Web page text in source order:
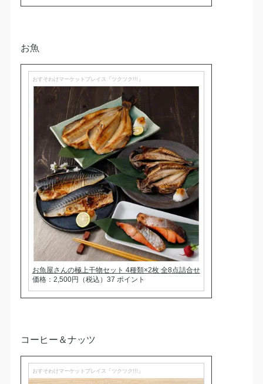
お魚
おすそわけマーケットプレイス「ツクツク!!!」
お魚屋さんの極上干物セット 4種類×2枚 全8点詰合せ
価格：2,500円（税込）37 ポイント
コーヒー＆ナッツ
おすそわけマーケットプレイス「ツクツク!!!」